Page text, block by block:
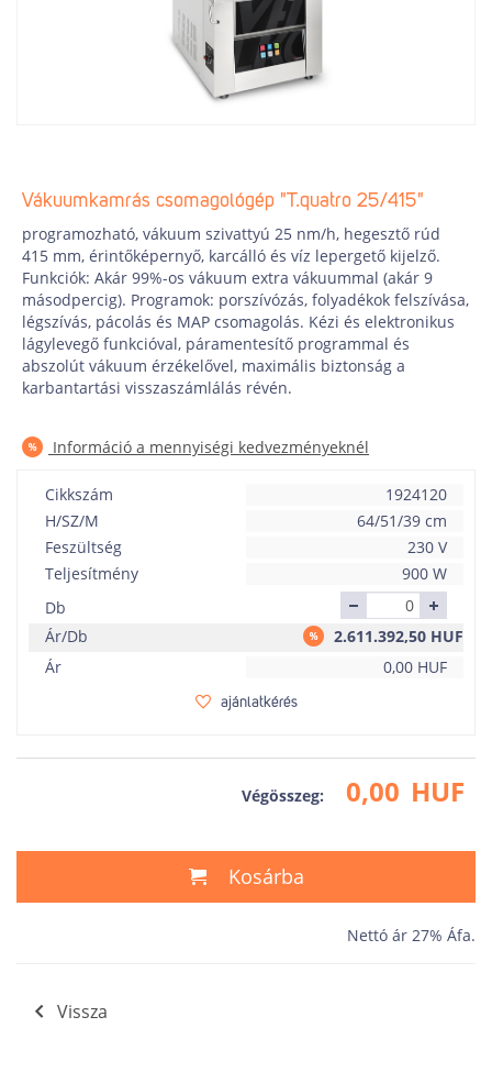
Vákuumkamrás csomagológép "T.quatro 25/415"
programozható, vákuum szivattyú 25 nm/h, hegesztő rúd
415 mm, érintőképernyő, karcálló és víz lepergető kijelző.
Funkciók: Akár 99%-os vákuum extra vákuummal (akár 9
másodpercig). Programok: porszívózás, folyadékok felszívása,
légszívás, pácolás és MAP csomagolás. Kézi és elektronikus
lágylevegő funkcióval, páramentesítő programmal és
abszolút vákuum érzékelővel, maximális biztonság a
karbantartási visszaszámlálás révén.
Információ a mennyiségi kedvezményeknél
Cikkszám
1924120
H/SZ/M
64/51/39 cm
Feszültség
230 V
Teljesítmény
900 W
Db
Ár/Db
2.611.392,50 HUF
Ár
0,00 HUF
ajánlatkérés
Végösszeg: 0,00 HUF
Kosárba
Nettó ár 27% Áfa.
Vissza